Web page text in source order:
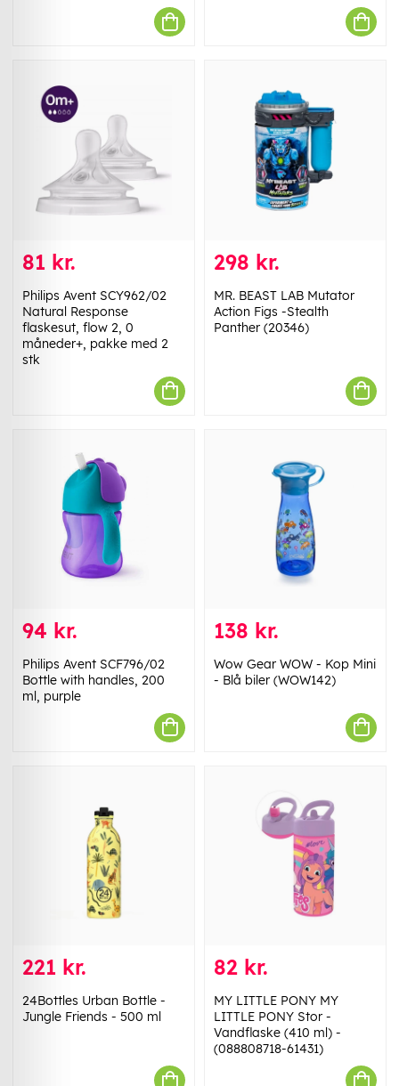
81 kr.
Philips Avent SCY962/02
Natural Response
flaskesut, flow 2, 0
måneder+, pakke med 2
stk
298 kr.
MR. BEAST LAB Mutator
Action Figs -Stealth
Panther (20346)
94 kr.
Philips Avent SCF796/02
Bottle with handles, 200
ml, purple
138 kr.
Wow Gear WOW - Kop Mini
- Blå biler (WOW142)
221 kr.
24Bottles Urban Bottle -
Jungle Friends - 500 ml
82 kr.
MY LITTLE PONY MY
LITTLE PONY Stor -
Vandflaske (410 ml) -
(088808718-61431)